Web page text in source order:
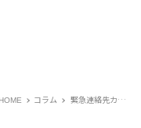
HOME コラム 緊急連絡先カードを法人・団体向けにプラスチックで製作するガイド